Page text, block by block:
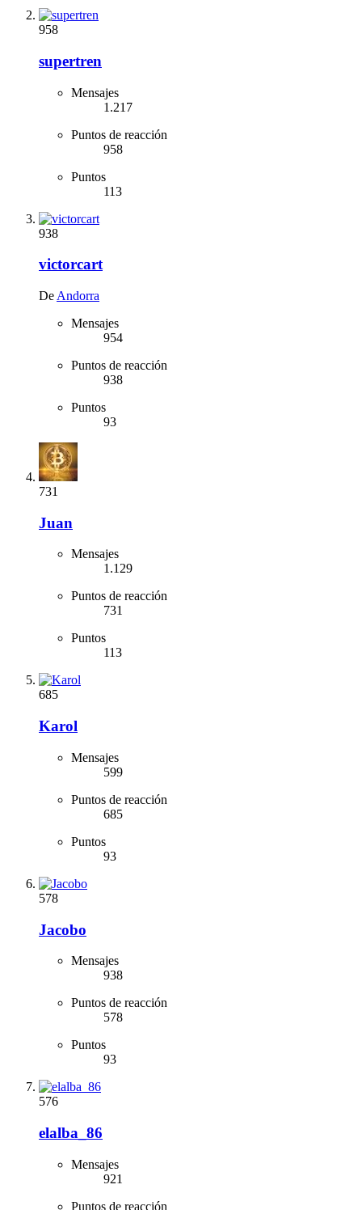
958
supertren
Mensajes
1.217
Puntos de reacción
958
Puntos
113
938
victorcart
De Andorra
Mensajes
954
Puntos de reacción
938
Puntos
93
731
Juan
Mensajes
1.129
Puntos de reacción
731
Puntos
113
685
Karol
Mensajes
599
Puntos de reacción
685
Puntos
93
578
Jacobo
Mensajes
938
Puntos de reacción
578
Puntos
93
576
elalba_86
Mensajes
921
Puntos de reacción